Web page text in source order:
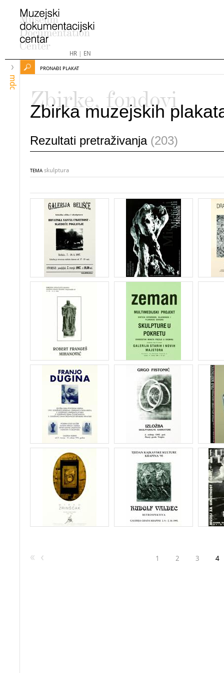
HR| EN
mdc
PRONAĐI PLAKAT
Zbirke, fondovi
Zbirka muzejskih
Rezultati pretraživanja (203)
TEMA skulptura
1 2 3 4